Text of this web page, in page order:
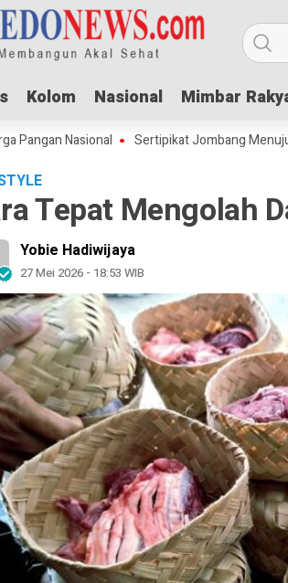
Kolom Nasional Mimbar
Kolom Nasional Mimbar
Nasional Sertipikat Jombang Menuju
Tepat Mengolah
Yobie Hadiwijaya
27 Mei 2026 - 18:53 WIB